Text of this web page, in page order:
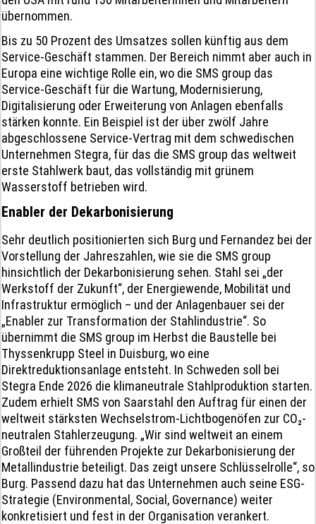
übernommen.
Bis zu 50 Prozent des Umsatzes sollen künftig aus dem
Service-Geschäft stammen. Der Bereich nimmt aber auch in
Europa eine wichtige Rolle ein, wo die SMS group das
Service-Geschäft für die Wartung, Modernisierung,
Digitalisierung oder Erweiterung von Anlagen ebenfalls
stärken konnte. Ein Beispiel ist der über zwölf Jahre
abgeschlossene Service-Vertrag mit dem schwedischen
Unternehmen Stegra, für das die SMS group das weltweit
erste Stahlwerk baut, das vollständig mit grünem
Wasserstoff betrieben wird.
Enabler der Dekarbonisierung
Sehr deutlich positionierten sich Burg und Fernandez bei der
Vorstellung der Jahreszahlen, wie sie die SMS group
hinsichtlich der Dekarbonisierung sehen. Stahl sei „der
Werkstoff der Zukunft“, der Energiewende, Mobilität und
Infrastruktur ermöglich – und der Anlagenbauer sei der
„Enabler zur Transformation der Stahlindustrie“. So
übernimmt die SMS group im Herbst die Baustelle bei
Thyssenkrupp Steel in Duisburg, wo eine
Direktreduktionsanlage entsteht. In Schweden soll bei
Stegra Ende 2026 die klimaneutrale Stahlproduktion starten.
Zudem erhielt SMS von Saarstahl den Auftrag für einen der
weltweit stärksten Wechselstrom-Lichtbogenöfen zur CO₂-
neutralen Stahlerzeugung. „Wir sind weltweit an einem
Großteil der führenden Projekte zur Dekarbonisierung der
Metallindustrie beteiligt. Das zeigt unsere Schlüsselrolle“, so
Burg. Passend dazu hat das Unternehmen auch seine ESG-
Strategie (Environmental, Social, Governance) weiter
konkretisiert und fest in der Organisation verankert.